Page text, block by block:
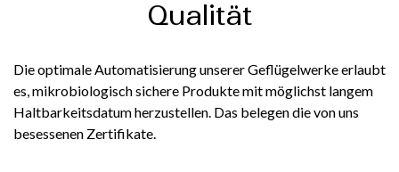
Qualität
Die optimale Automatisierung unserer Geflügelwerke erlaubt
es, mikrobiologisch sichere Produkte mit möglichst langem
Haltbarkeitsdatum herzustellen. Das belegen die von uns
besessenen Zertifikate.